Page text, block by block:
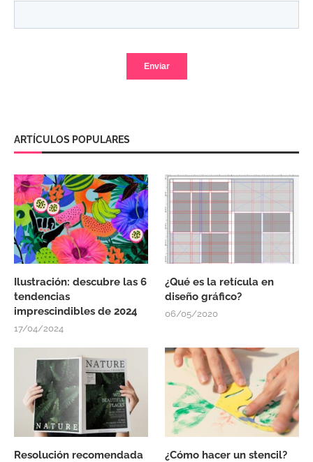
ARTÍCULOS POPULARES
Ilustración: descubre las 6
tendencias
imprescindibles de 2024
17/04/2024
¿Qué es la retícula en
diseño gráfico?
06/05/2020
Resolución recomendada
¿Cómo hacer un stencil?